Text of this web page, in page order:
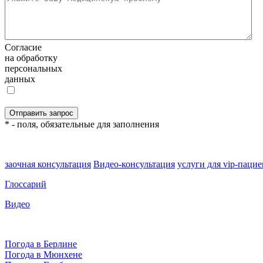
Согласие
на обработку
персональных
данных
* - поля, обязательные для заполнения
заочная консультация Видео-консультация услуги для vip-
Глоссарий
Видео
Погода в Берлине
Погода в Мюнхене